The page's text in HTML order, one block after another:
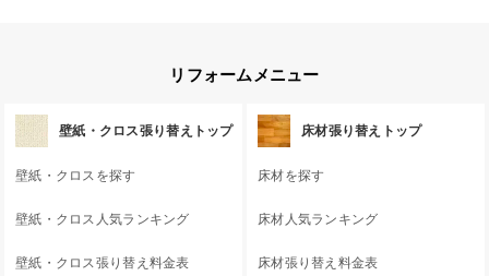
リフォームメニュー
壁紙・クロス張り替えトップ
壁紙・クロスを探す
壁紙・クロス人気ランキング
壁紙・クロス張り替え料金表
床材張り替えトップ
床材を探す
床材人気ランキング
床材張り替え料金表